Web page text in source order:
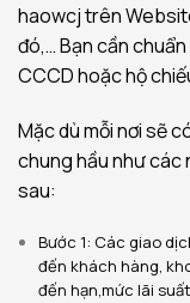
haowcj trên
đó,… Bạn cần
CCCD hoặc hộ
Mặc dù mỗi nơi sẽ
chung hầu như các
sau:
Bước 1: Các giao
đến khách hàng,
đến hạn,mức lãi